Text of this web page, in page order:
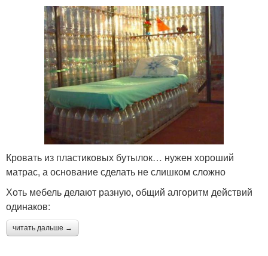
Кровать из пластиковых бутылок… нужен хороший
матрас, а основание сделать не слишком сложно
Хоть мебель делают разную, общий алгоритм действий
одинаков:
читать дальше →